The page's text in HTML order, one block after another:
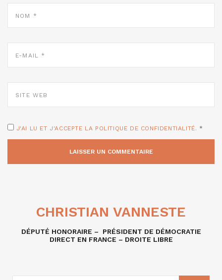
MAIL
WEB
J'AI LU ET J'ACCEPTE LA POLITIQUE DE CONFIDENTIALITÉ. *
CHRISTIAN VANNESTE
DÉPUTÉ HONORAIRE – PRÉSIDENT DE DÉMOCRATIE
DIRECT EN FRANCE – DROITE LIBRE